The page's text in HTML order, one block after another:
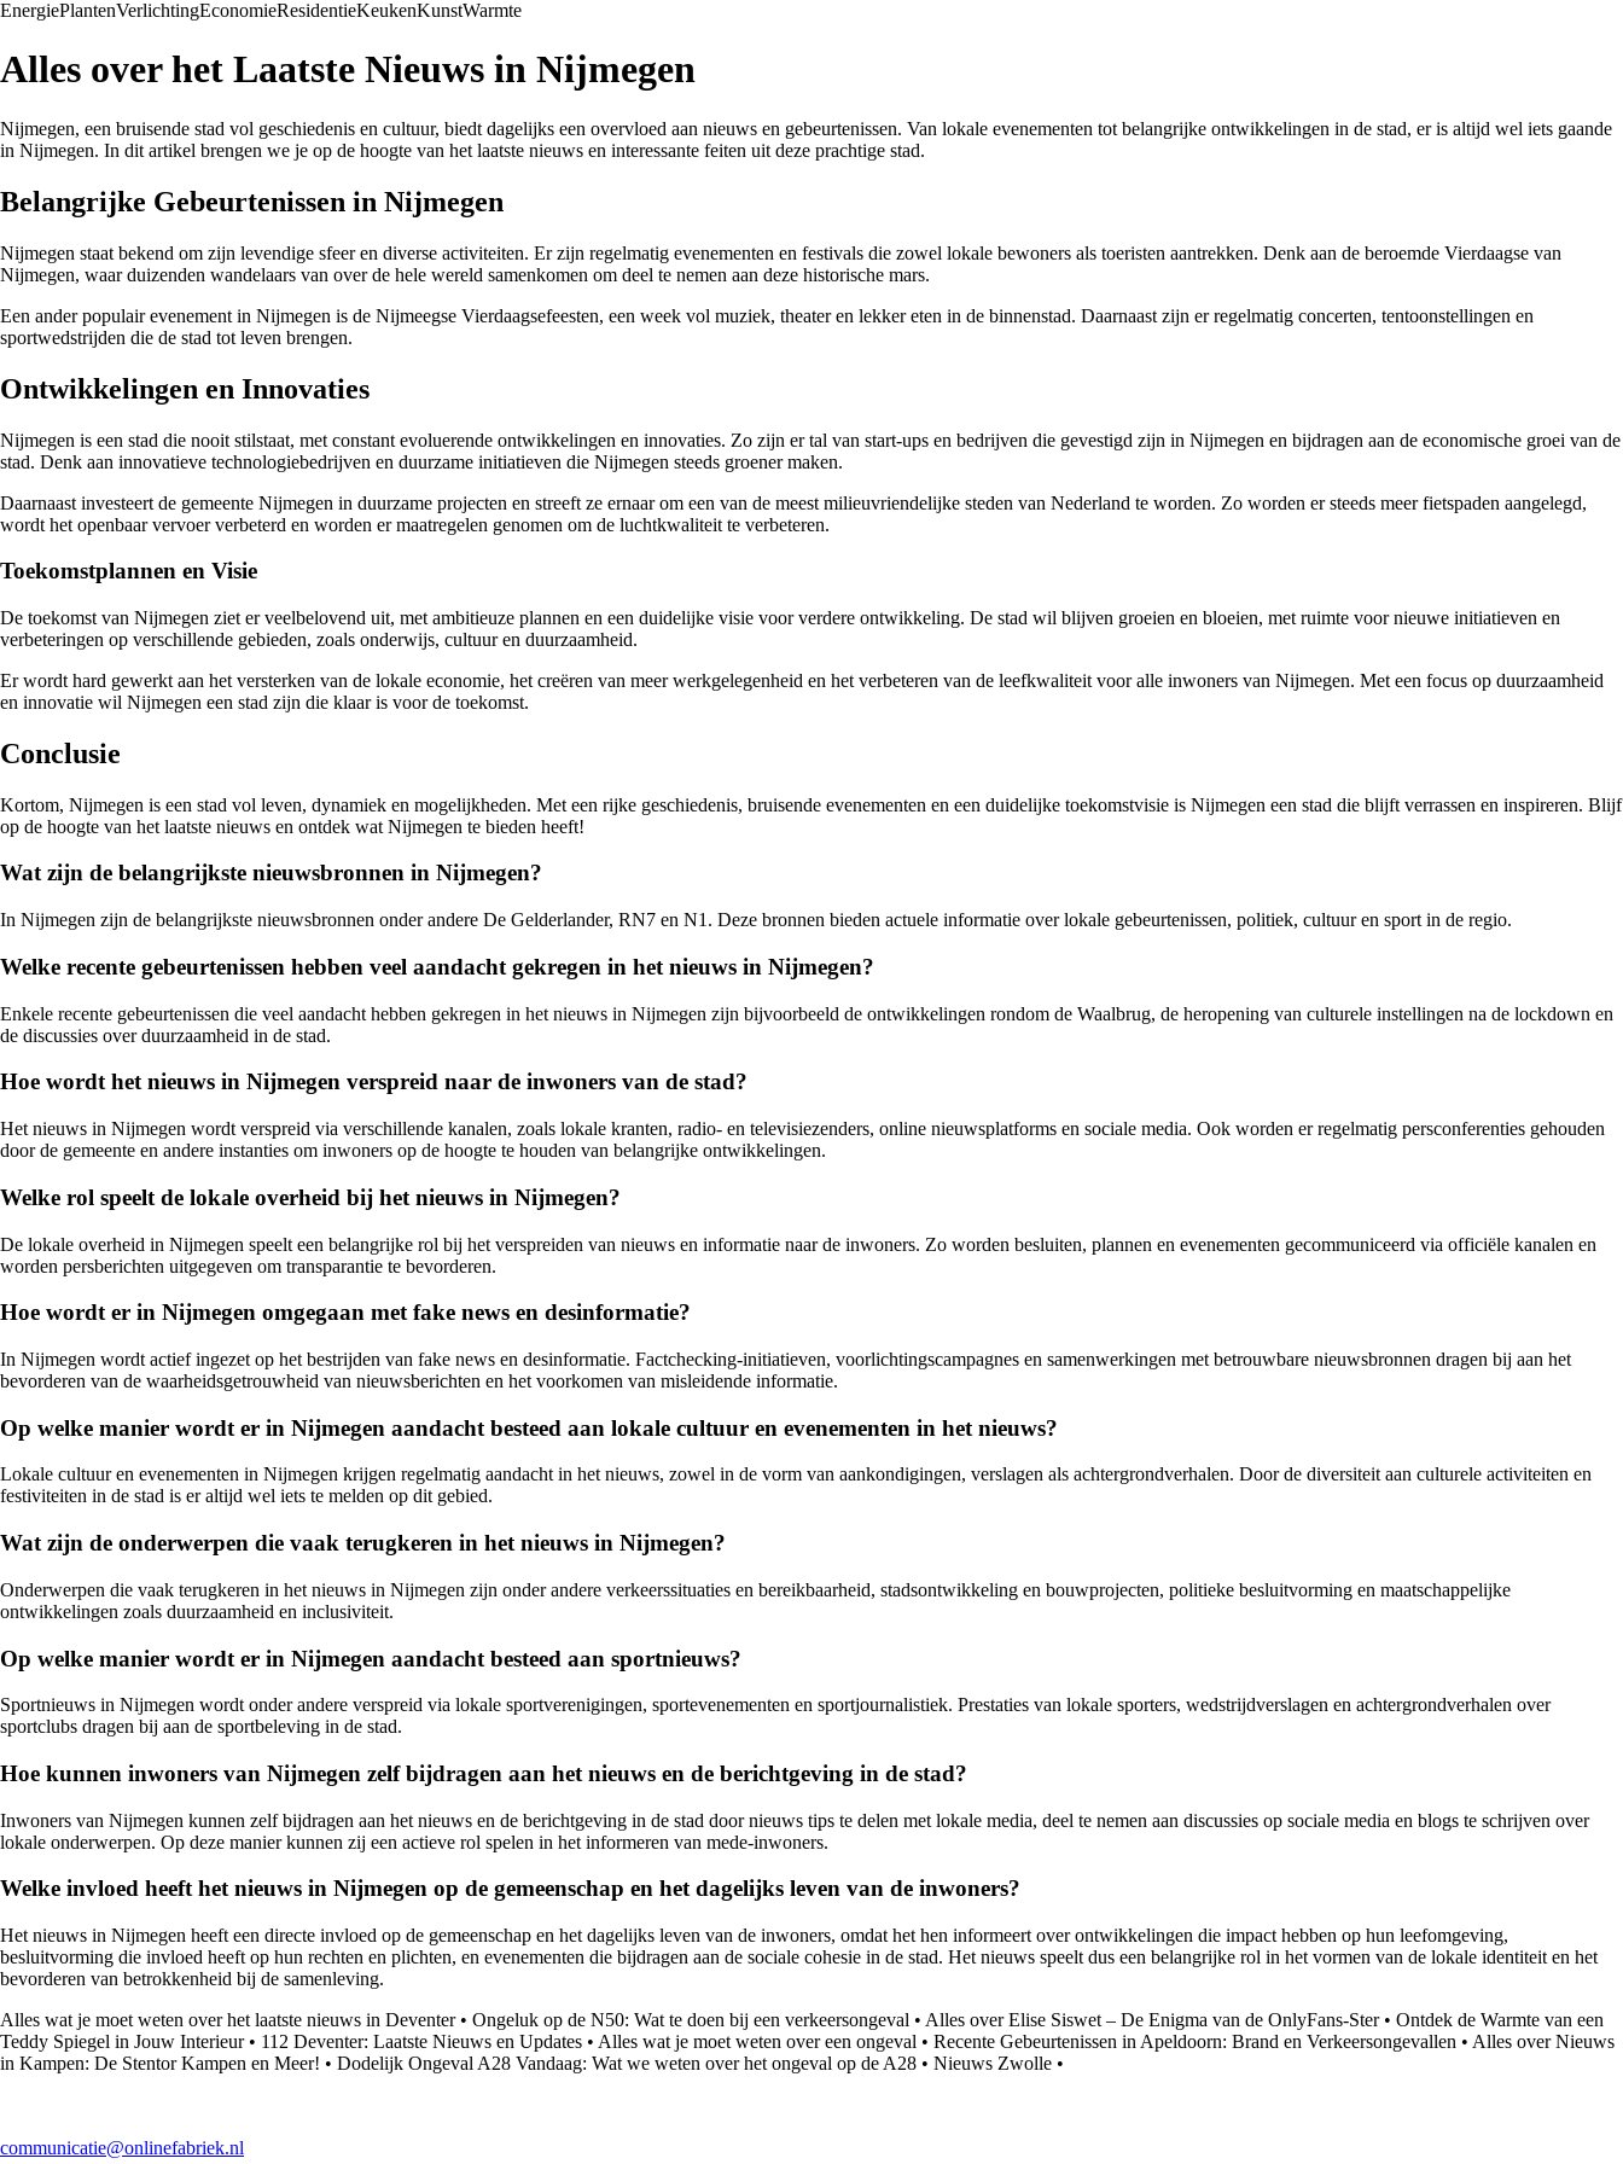
EnergiePlantenVerlichtingEconomieResidentieKeukenKunstWarmte
Alles over het Laatste Nieuws in Nijmegen
Nijmegen, een bruisende stad vol geschiedenis en cultuur, biedt dagelijks een overvloed aan nieuws en gebeurtenissen. Van lokale evenementen tot belangrijke ontwikkelingen in de stad, er is altijd wel iets gaande
in Nijmegen. In dit artikel brengen we je op de hoogte van het laatste nieuws en interessante feiten uit deze prachtige stad.
Belangrijke Gebeurtenissen in Nijmegen
Nijmegen staat bekend om zijn levendige sfeer en diverse activiteiten. Er zijn regelmatig evenementen en festivals die zowel lokale bewoners als toeristen aantrekken. Denk aan de beroemde Vierdaagse van
Nijmegen, waar duizenden wandelaars van over de hele wereld samenkomen om deel te nemen aan deze historische mars.
Een ander populair evenement in Nijmegen is de Nijmeegse Vierdaagsefeesten, een week vol muziek, theater en lekker eten in de binnenstad. Daarnaast zijn er regelmatig concerten, tentoonstellingen en
sportwedstrijden die de stad tot leven brengen.
Ontwikkelingen en Innovaties
Nijmegen is een stad die nooit stilstaat, met constant evoluerende ontwikkelingen en innovaties. Zo zijn er tal van start-ups en bedrijven die gevestigd zijn in Nijmegen en bijdragen aan de economische groei van de
stad. Denk aan innovatieve technologiebedrijven en duurzame initiatieven die Nijmegen steeds groener maken.
Daarnaast investeert de gemeente Nijmegen in duurzame projecten en streeft ze ernaar om een van de meest milieuvriendelijke steden van Nederland te worden. Zo worden er steeds meer fietspaden aangelegd,
wordt het openbaar vervoer verbeterd en worden er maatregelen genomen om de luchtkwaliteit te verbeteren.
Toekomstplannen en Visie
De toekomst van Nijmegen ziet er veelbelovend uit, met ambitieuze plannen en een duidelijke visie voor verdere ontwikkeling. De stad wil blijven groeien en bloeien, met ruimte voor nieuwe initiatieven en
verbeteringen op verschillende gebieden, zoals onderwijs, cultuur en duurzaamheid.
Er wordt hard gewerkt aan het versterken van de lokale economie, het creëren van meer werkgelegenheid en het verbeteren van de leefkwaliteit voor alle inwoners van Nijmegen. Met een focus op duurzaamheid
en innovatie wil Nijmegen een stad zijn die klaar is voor de toekomst.
Conclusie
Kortom, Nijmegen is een stad vol leven, dynamiek en mogelijkheden. Met een rijke geschiedenis, bruisende evenementen en een duidelijke toekomstvisie is Nijmegen een stad die blijft verrassen en inspireren. Blijf
op de hoogte van het laatste nieuws en ontdek wat Nijmegen te bieden heeft!
Wat zijn de belangrijkste nieuwsbronnen in Nijmegen?
In Nijmegen zijn de belangrijkste nieuwsbronnen onder andere De Gelderlander, RN7 en N1. Deze bronnen bieden actuele informatie over lokale gebeurtenissen, politiek, cultuur en sport in de regio.
Welke recente gebeurtenissen hebben veel aandacht gekregen in het nieuws in Nijmegen?
Enkele recente gebeurtenissen die veel aandacht hebben gekregen in het nieuws in Nijmegen zijn bijvoorbeeld de ontwikkelingen rondom de Waalbrug, de heropening van culturele instellingen na de lockdown en
de discussies over duurzaamheid in de stad.
Hoe wordt het nieuws in Nijmegen verspreid naar de inwoners van de stad?
Het nieuws in Nijmegen wordt verspreid via verschillende kanalen, zoals lokale kranten, radio- en televisiezenders, online nieuwsplatforms en sociale media. Ook worden er regelmatig persconferenties gehouden
door de gemeente en andere instanties om inwoners op de hoogte te houden van belangrijke ontwikkelingen.
Welke rol speelt de lokale overheid bij het nieuws in Nijmegen?
De lokale overheid in Nijmegen speelt een belangrijke rol bij het verspreiden van nieuws en informatie naar de inwoners. Zo worden besluiten, plannen en evenementen gecommuniceerd via officiële kanalen en
worden persberichten uitgegeven om transparantie te bevorderen.
Hoe wordt er in Nijmegen omgegaan met fake news en desinformatie?
In Nijmegen wordt actief ingezet op het bestrijden van fake news en desinformatie. Factchecking-initiatieven, voorlichtingscampagnes en samenwerkingen met betrouwbare nieuwsbronnen dragen bij aan het
bevorderen van de waarheidsgetrouwheid van nieuwsberichten en het voorkomen van misleidende informatie.
Op welke manier wordt er in Nijmegen aandacht besteed aan lokale cultuur en evenementen in het nieuws?
Lokale cultuur en evenementen in Nijmegen krijgen regelmatig aandacht in het nieuws, zowel in de vorm van aankondigingen, verslagen als achtergrondverhalen. Door de diversiteit aan culturele activiteiten en
festiviteiten in de stad is er altijd wel iets te melden op dit gebied.
Wat zijn de onderwerpen die vaak terugkeren in het nieuws in Nijmegen?
Onderwerpen die vaak terugkeren in het nieuws in Nijmegen zijn onder andere verkeerssituaties en bereikbaarheid, stadsontwikkeling en bouwprojecten, politieke besluitvorming en maatschappelijke
ontwikkelingen zoals duurzaamheid en inclusiviteit.
Op welke manier wordt er in Nijmegen aandacht besteed aan sportnieuws?
Sportnieuws in Nijmegen wordt onder andere verspreid via lokale sportverenigingen, sportevenementen en sportjournalistiek. Prestaties van lokale sporters, wedstrijdverslagen en achtergrondverhalen over
sportclubs dragen bij aan de sportbeleving in de stad.
Hoe kunnen inwoners van Nijmegen zelf bijdragen aan het nieuws en de berichtgeving in de stad?
Inwoners van Nijmegen kunnen zelf bijdragen aan het nieuws en de berichtgeving in de stad door nieuws tips te delen met lokale media, deel te nemen aan discussies op sociale media en blogs te schrijven over
lokale onderwerpen. Op deze manier kunnen zij een actieve rol spelen in het informeren van mede-inwoners.
Welke invloed heeft het nieuws in Nijmegen op de gemeenschap en het dagelijks leven van de inwoners?
Het nieuws in Nijmegen heeft een directe invloed op de gemeenschap en het dagelijks leven van de inwoners, omdat het hen informeert over ontwikkelingen die impact hebben op hun leefomgeving,
besluitvorming die invloed heeft op hun rechten en plichten, en evenementen die bijdragen aan de sociale cohesie in de stad. Het nieuws speelt dus een belangrijke rol in het vormen van de lokale identiteit en het
bevorderen van betrokkenheid bij de samenleving.
Alles wat je moet weten over het laatste nieuws in Deventer• Ongeluk op de N50: Wat te doen bij een verkeersongeval • Alles over Elise Siswet – De Enigma van de OnlyFans-Ster• Ontdek de Warmte van een
Teddy Spiegel in Jouw Interieur• 112 Deventer: Laatste Nieuws en Updates • Alles wat je moet weten over een ongeval • Recente Gebeurtenissen in Apeldoorn: Brand en Verkeersongevallen • Alles over Nieuws
in Kampen: De Stentor Kampen en Meer! • Dodelijk Ongeval A28 Vandaag: Wat we weten over het ongeval op de A28 • Nieuws Zwolle •
communicatie@onlinefabriek.nl